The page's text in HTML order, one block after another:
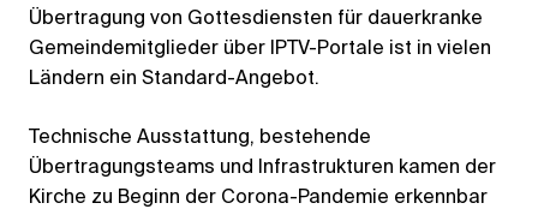
Übertragung von Gottesdiensten für dauerkranke
Gemeindemitglieder über IPTV-Portale ist in vielen
Ländern ein Standard-Angebot.
Technische Ausstattung, bestehende
Übertragungsteams und Infrastrukturen kamen der
Kirche zu Beginn der Corona-Pandemie erkennbar